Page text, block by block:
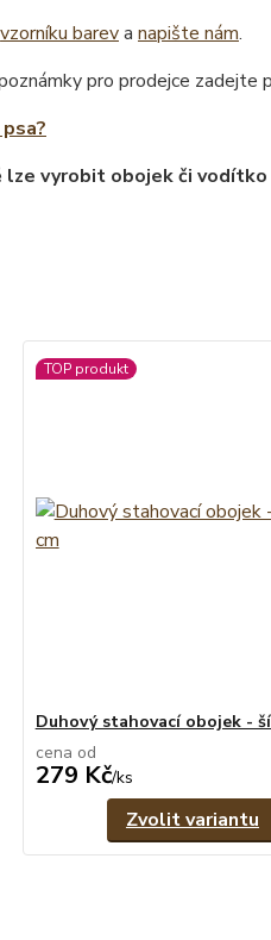
vzorníku bareva napište nám.
pro prodejce zadejte
lze vyrobit obojek či
TOP produkt
Duhový stahovací obojek -
cena od
279 Kč/ks
Zvolit variantu